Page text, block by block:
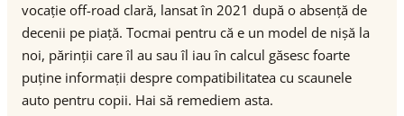
vocație off-road clară, lansat în 2021 după o absență de
decenii pe piață. Tocmai pentru că e un model de nișă la
noi, părinții care îl au sau îl iau în calcul găsesc foarte
puține informații despre compatibilitatea cu scaunele
auto pentru copii. Hai să remediem asta.